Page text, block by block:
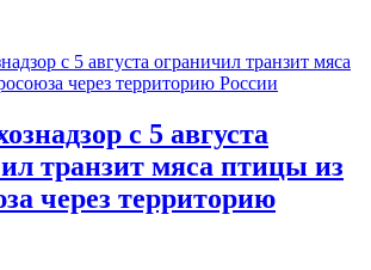
с 5 августа
транзит мяса птицы из
через территорию